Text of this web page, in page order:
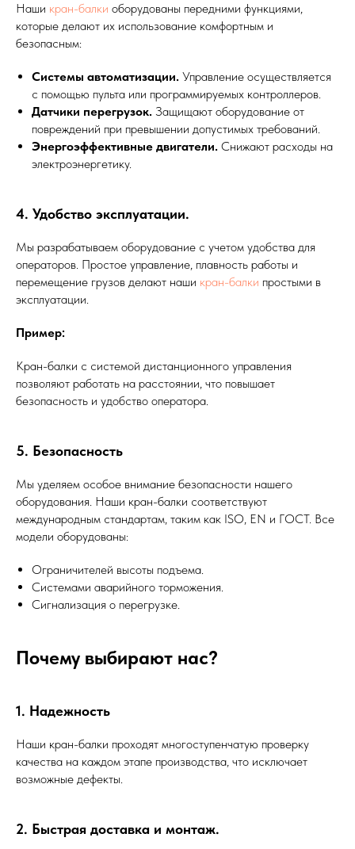
Наши кран-балки оборудованы передними функциями,
которые делают их использование комфортным и
безопасным:
Системы автоматизации. Управление осуществляется
с помощью пульта или программируемых контроллеров.
Датчики перегрузок. Защищают оборудование от
повреждений при превышении допустимых требований.
Энергоэффективные двигатели. Снижают расходы на
электроэнергетику.
4. Удобство эксплуатации.
Мы разрабатываем оборудование с учетом удобства для
операторов. Простое управление, плавность работы и
перемещение грузов делают наши кран-балки простыми в
эксплуатации.
Пример:
Кран-балки с системой дистанционного управления
позволяют работать на расстоянии, что повышает
безопасность и удобство оператора.
5. Безопасность
Мы уделяем особое внимание безопасности нашего
оборудования. Наши кран-балки соответствуют
международным стандартам, таким как ISO, EN и ГОСТ. Все
модели оборудованы:
Ограничителей высоты подъема.
Системами аварийного торможения.
Сигнализация о перегрузке.
Почему выбирают нас?
1. Надежность
Наши кран-балки проходят многоступенчатую проверку
качества на каждом этапе производства, что исключает
возможные дефекты.
2. Быстрая доставка и монтаж.